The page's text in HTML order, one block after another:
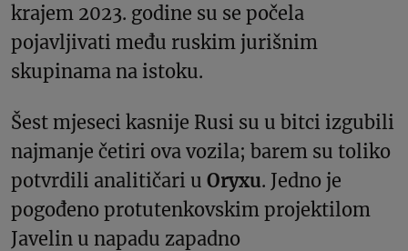
krajem 2023. godine su se počela
pojavljivati među ruskim jurišnim
skupinama na istoku.
Šest mjeseci kasnije Rusi su u bitci izgubili
najmanje četiri ova vozila; barem su toliko
potvrdili analitičari u Oryxu. Jedno je
pogođeno protutenkovskim projektilom
Javelin u napadu zapadno